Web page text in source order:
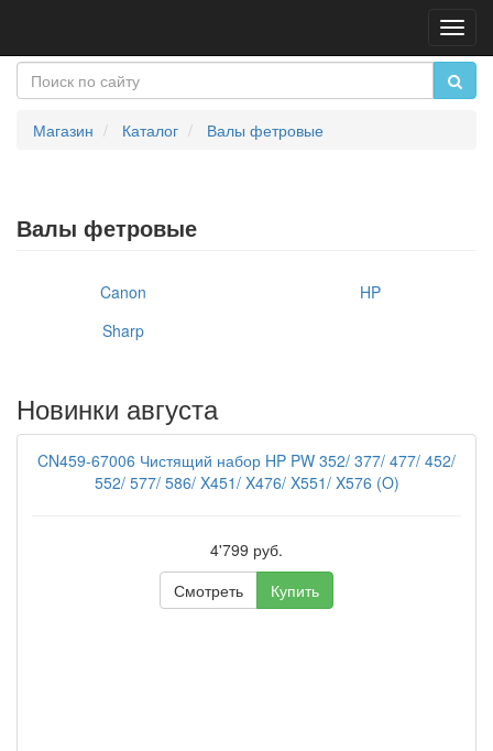
Магазин Каталог Валы фетровые
Валы фетровые
Canon
HP
Sharp
Новинки августа
CN459-67006 Чистящий набор HP PW 352/ 377/ 477/ 452/
552/ 577/ 586/ X451/ X476/ X551/ X576 (O)
4'799 руб.
Смотреть
Купить